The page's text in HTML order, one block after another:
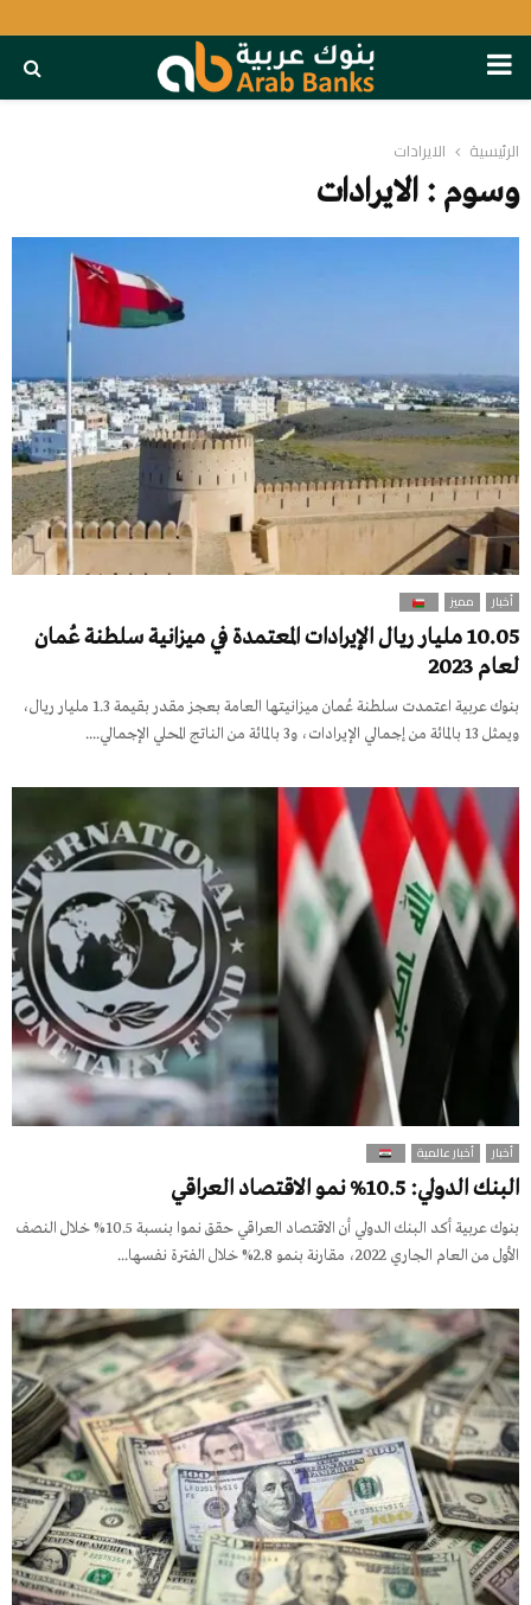
PRIMARY
MENU
الرئيسية الايرادات
وسوم : الايرادات
أخبار مميز
10.05 مليار ريال الإيرادات المعتمدة في ميزانية سلطنة عُمان
لعام 2023
بنوك عربية اعتمدت سلطنة عُمان ميزانيتها العامة بعجز مقدر بقيمة 1.3 مليار ريال،
ويمثل 13 بالمائة من إجمالي الإيرادات، و3 بالمائة من الناتج المحلي الإجمالي....
أخبار أخبار عالمية
البنك الدولي: 10.5% نمو الاقتصاد العراقي
بنوك عربية أكد البنك الدولي أن الاقتصاد العراقي حقق نموا بنسبة 10.5% خلال النصف
الأول من العام الجاري 2022، مقارنة بنمو 2.8% خلال الفترة نفسها...